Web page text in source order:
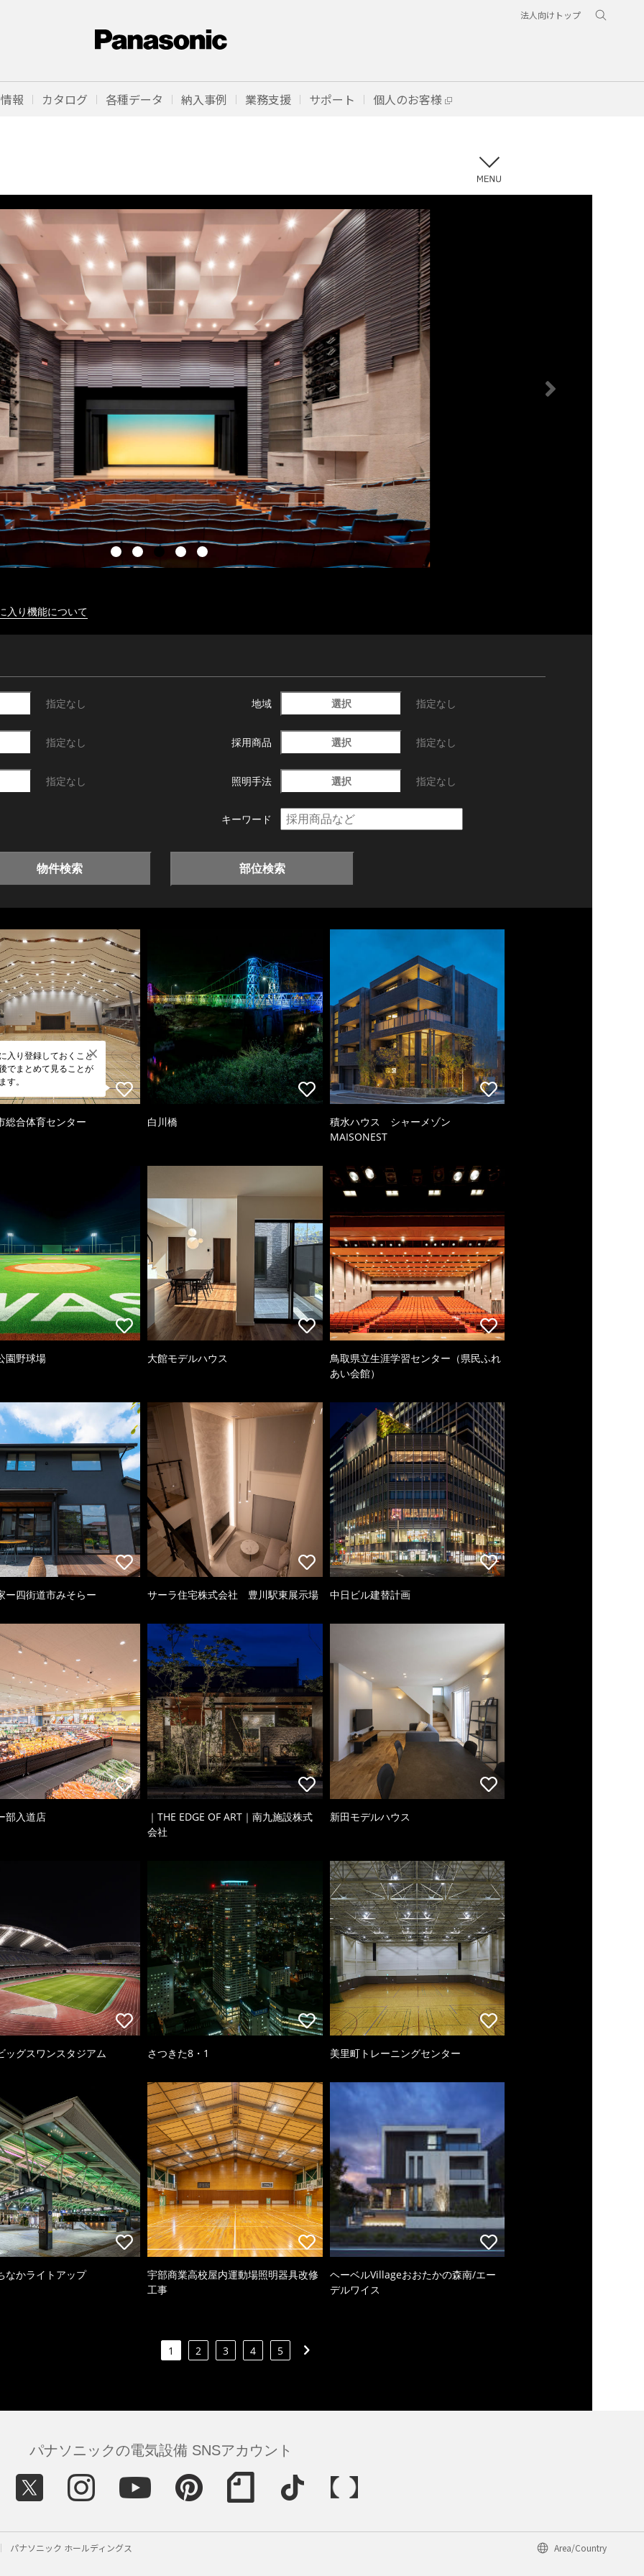
法人向けトップ
報 カタログ 各種データ 納入事例 業務支援 サポート 個人のお客様
入り機能について
指定なし 地域 選択 指定なし
指定なし 採用商品 選択 指定なし
指定なし 照明手法 選択 指定なし
キーワード
物件検索 部位検索
入り登録しておくこと
でまとめて見ることが
す。
総合体育センター 白川橋
積水ハウス シャーメゾン
MAISONEST
園野球場 大館モデルハウス
鳥取県立生涯学習センター（県民ふれ
あい会館）
ー四街道市みそらー サーラ住宅株式会社 豊川駅東展示場 中日ビル建替計画
部入道店
｜THE EDGE OF ART｜南九施設株式
会社
新田モデルハウス
ッグスワンスタジアム さつきた8・1 美里町トレーニングセンター
なかライトアップ
宇部商業高校屋内運動場照明器具改修
工事
ヘーベルVillageおおたかの森南/エー
デルワイス
1 2 3 4 5
パナソニックの電気設備 SNSアカウント
パナソニック ホールディングス Area/Country